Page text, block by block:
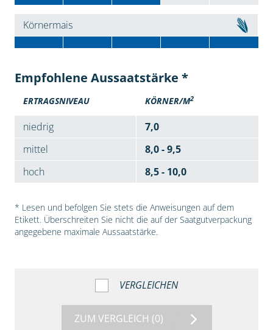
Körnermais
Empfohlene Aussaatstärke *
ERTRAGSNIVEAU KÖRNER/M2
niedrig
7,0
mittel
8,0 - 9,5
hoch
8,5 - 10,0
* Lesen und befolgen Sie stets die Anweisungen auf dem
Etikett. Überschreiten Sie nicht die auf der Saatgutverpackung
angegebene maximale Aussaatstärke.
VERGLEICHEN
ZUM VERGLEICH (0)